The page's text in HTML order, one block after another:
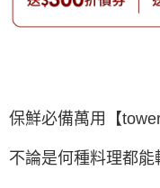
保鮮必備萬用【
不論是何種料理都能